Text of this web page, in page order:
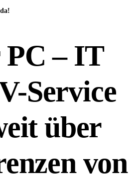
PC – IT
Service
über
von